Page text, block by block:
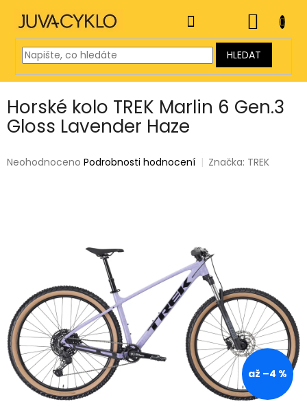
obsah
HLEDAT
KOŠÍK
Horské kolo TREK Marlin 6 Gen.3
Gloss Lavender Haze
Průměrné
Neohodnoceno Podrobnosti hodnocení Značka: TREK
až –4 %